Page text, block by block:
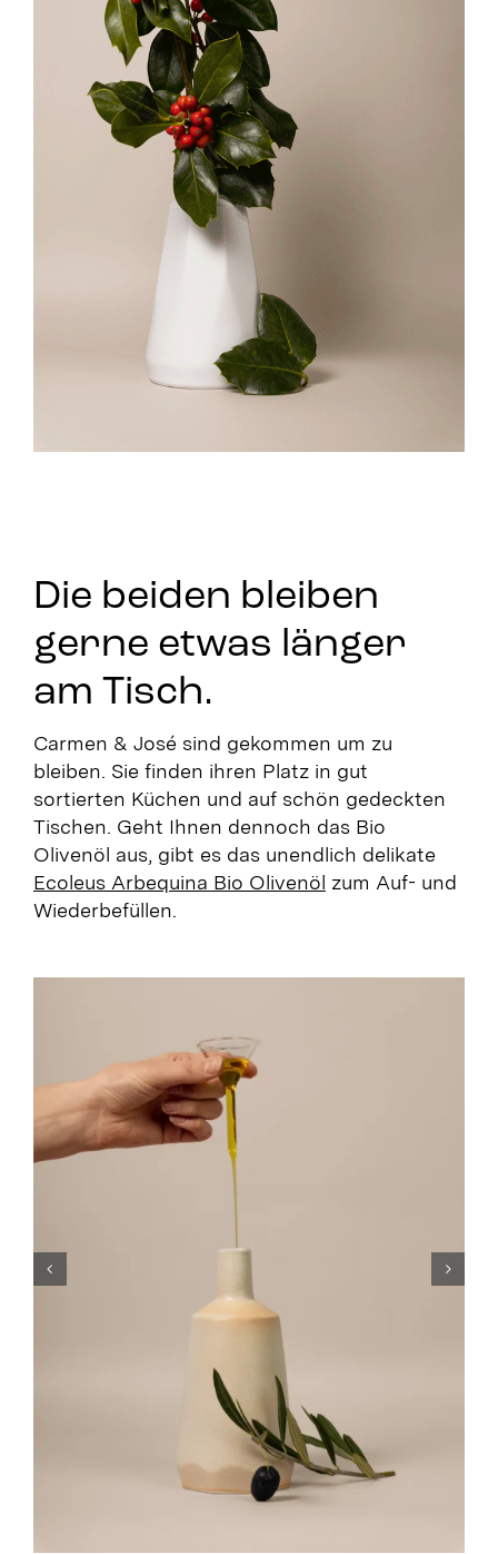
Die beiden bleiben
gerne etwas länger
am Tisch.
Carmen & José sind gekommen um zu
bleiben. Sie finden ihren Platz in gut
sortierten Küchen und auf schön gedeckten
Tischen. Geht Ihnen dennoch das Bio
Olivenöl aus, gibt es das unendlich delikate
Ecoleus Arbequina Bio Olivenöl zum Auf- und
Wiederbefüllen.